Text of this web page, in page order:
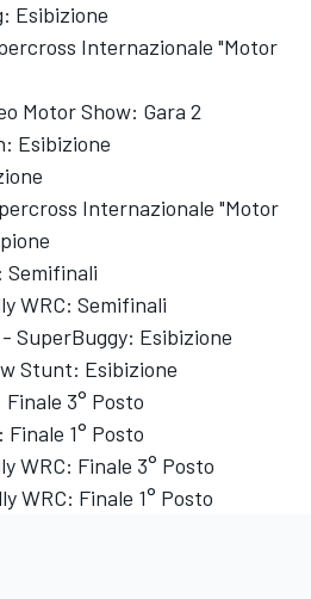
Esibizione
Internazionale "Motor
Motor Show: Gara 2
Esibizione
Internazionale "Motor
Semifinali
WRC: Semifinali
SuperBuggy: Esibizione
Stunt: Esibizione
3° Posto
1° Posto
WRC: Finale 3° Posto
WRC: Finale 1° Posto